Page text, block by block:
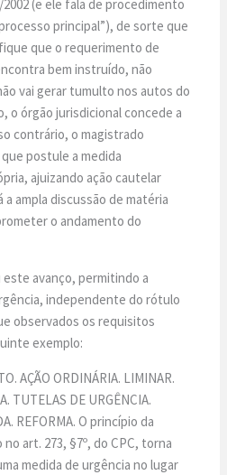
(e ele fala de procedimento
principal”), de sorte que
que o requerimento de
bem instruído, não
vai gerar tumulto nos autos do
o órgão jurisdicional concede a
contrário, o magistrado
postule a medida
ajuizando ação cautelar
ampla discussão de matéria
o andamento do
avanço, permitindo a
independente do rótulo
observados os requisitos
exemplo:
AÇÃO ORDINÁRIA. LIMINAR.
TUTELAS DE URGÊNCIA.
REFORMA. O princípio da
art. 273, §7º, do CPC, torna
medida de urgência no lugar